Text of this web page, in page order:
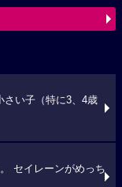
さい子（特に3、4歳
セイレーンがめっち